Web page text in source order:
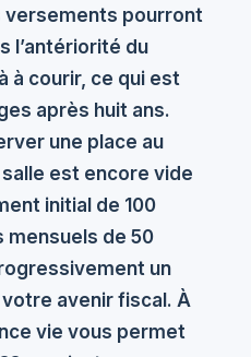
versements pourront
l’antériorité du
à courir, ce qui est
après huit ans.
une place au
est encore vide
initial de 100
de 50
un
avenir fiscal. À
vie vous permet